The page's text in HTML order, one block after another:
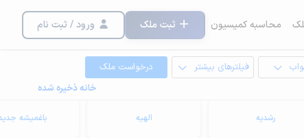
محاسبه کمیسیون ثبت ملک ورود / ثبت نام
فیلترهای بیشتر
درخواست ملک
خانه ذخیره شده
رشدیه الهیه باغمیشه